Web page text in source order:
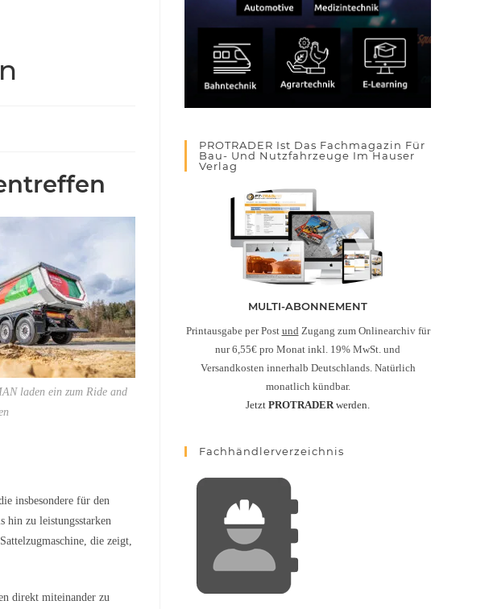
laden ein zum Ride and
insbesondere für den
hin zu leistungsstarken
die zeigt,
direkt miteinander zu
PROTRADER Ist Das Fachmagazin Für
Bau- Und Nutzfahrzeuge Im Hauser
Verlag
MULTI-ABONNEMENT
Printausgabe per Post und Zugang zum Onlinearchiv für
nur 6,55€ pro Monat inkl. 19% MwSt. und
Versandkosten innerhalb Deutschlands. Natürlich
monatlich kündbar.
Jetzt PROTRADERwerden.
Fachhändlerverzeichnis